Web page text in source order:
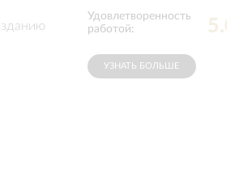
в
для
5.0
Соблюдение
УЗНАТЬ БОЛЬШЕ